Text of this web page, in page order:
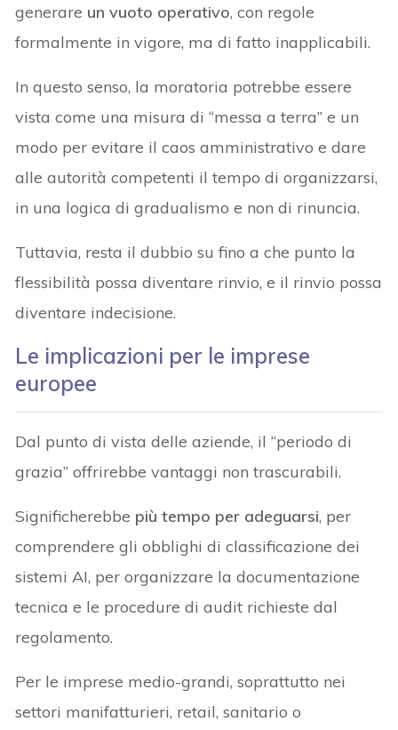
generare un vuoto operativo, con regole
formalmente in vigore, ma di fatto inapplicabili.
In questo senso, la moratoria potrebbe essere
vista come una misura di “messa a terra” e un
modo per evitare il caos amministrativo e dare
alle autorità competenti il tempo di organizzarsi,
in una logica di gradualismo e non di rinuncia.
Tuttavia, resta il dubbio su fino a che punto la
flessibilità possa diventare rinvio, e il rinvio possa
diventare indecisione.
Le implicazioni per le imprese
europee
Dal punto di vista delle aziende, il “periodo di
grazia” offrirebbe vantaggi non trascurabili.
Significherebbe più tempo per adeguarsi, per
comprendere gli obblighi di classificazione dei
sistemi AI, per organizzare la documentazione
tecnica e le procedure di audit richieste dal
regolamento.
Per le imprese medio-grandi, soprattutto nei
settori manifatturieri, retail, sanitario o